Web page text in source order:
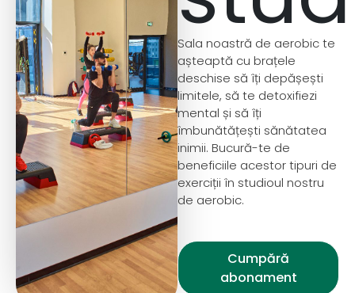
Sala noastră de aerobic te
așteaptă cu brațele
deschise să îți depășești
limitele, să te detoxifiezi
mental și să îți
îmbunătățești sănătatea
inimii. Bucură-te de
beneficiile acestor tipuri de
exerciții în studioul nostru
de aerobic.
Cumpără
abonament